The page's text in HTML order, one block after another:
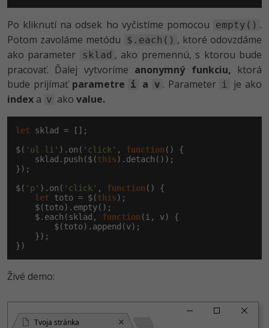
Po kliknutí na odsek ho vyčistíme pomocou empty() .
Potom zavoláme metódu
$.each() , ktoré odovzdáme
ako parameter
sklad , ako premennú, s ktorou bude
pracovať. Ďalej vytvoríme anonymný funkciu, ktorá
bude prijímať parametre i a v . Parameter i
je ako
index a v ako value.
let sklad = [];
$( 'ul li' ).on( 'click' , function () {
    sklad.push($(
this).detach());
});
$( 'p' ).on( 'click' , function () {
let toto = $(this);
    $(toto).empty();
    $.each(sklad,
function (i, v) {
        $(toto).append(v);
    });
})
Živé demo:
Tvoja stránka